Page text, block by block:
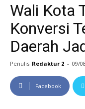
Wali Kota
Konversi
Daerah
Penulis Redaktur 2 - 09/
Facebook